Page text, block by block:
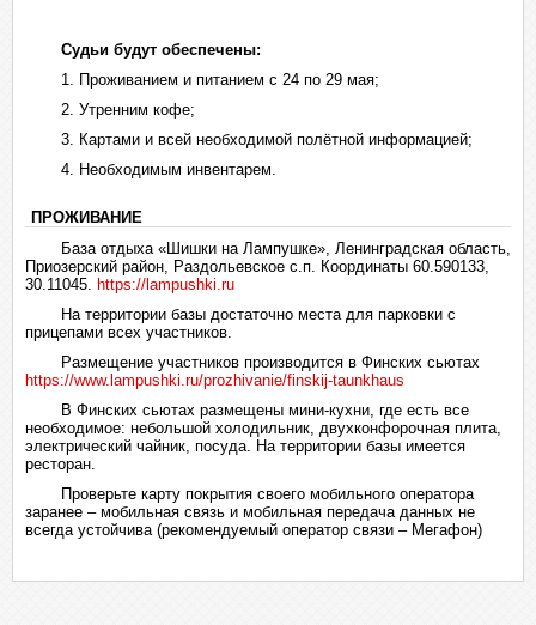
Судьи будут обеспечены:
1. Проживанием и питанием с 24 по 29 мая;
2. Утренним кофе;
3. Картами и всей необходимой полётной информацией;
4. Необходимым инвентарем.
ПРОЖИВАНИЕ
База отдыха «Шишки на Лампушке», Ленинградская область,
Приозерский район, Раздольевское с.п. Координаты 60.590133,
30.11045. https://lampushki.ru
На территории базы достаточно места для парковки с
прицепами всех участников.
Размещение участников производится в Финских сьютах
https://www.lampushki.ru/prozhivanie/finskij-taunkhaus
В Финских сьютах размещены мини-кухни, где есть все
необходимое: небольшой холодильник, двухконфорочная плита,
электрический чайник, посуда. На территории базы имеется
ресторан.
Проверьте карту покрытия своего мобильного оператора
заранее – мобильная связь и мобильная передача данных не
всегда устойчива (рекомендуемый оператор связи – Мегафон)